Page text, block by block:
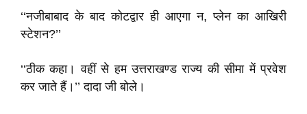
‘‘नजीबाबाद के बाद कोटद्वार ही आएगा न, प्लेन का आखिरी
स्टेशन?’’
‘‘ठीक कहा। वहीं से हम उत्तराखण्ड राज्य की सीमा में प्रवेश
कर जाते हैं।’’ दादा जी बोले।